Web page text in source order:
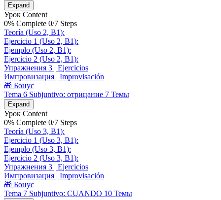
Expand
Урок Content
0% Complete 0/7 Steps
Teoría (Uso 2, B1):
Ejercicio 1 (Uso 2, B1):
Ejemplo (Uso 2, B1):
Ejercicio 2 (Uso 2, B1):
Упражнения 3 | Ejercicios
Импровизация | Improvisación
🎁 Бонус
Tema 6 Subjuntivo: отрицание 7 Темы
Expand
Урок Content
0% Complete 0/7 Steps
Teoría (Uso 3, B1):
Ejercicio 1 (Uso 3, B1):
Ejemplo (Uso 3, B1):
Ejercicio 2 (Uso 3, B1):
Упражнения 3 | Ejercicios
Импровизация | Improvisación
🎁 Бонус
Tema 7 Subjuntivo: CUANDO 10 Темы